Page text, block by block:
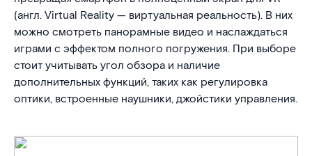
(англ. Virtual Reality — виртуальная реальность). В них
можно смотреть панорамные видео и наслаждаться
играми с эффектом полного погружения. При выборе
стоит учитывать угол обзора и наличие
дополнительных функций, таких как регулировка
оптики, встроенные наушники, джойстики управления.